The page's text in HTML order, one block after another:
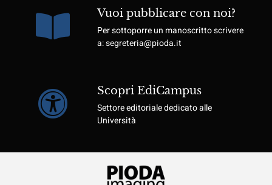
Vuoi pubblicare con noi?
Per sottoporre un manoscritto scrivere
a: segreteria@pioda.it
Scopri EdiCampus
Settore editoriale dedicato alle
Università